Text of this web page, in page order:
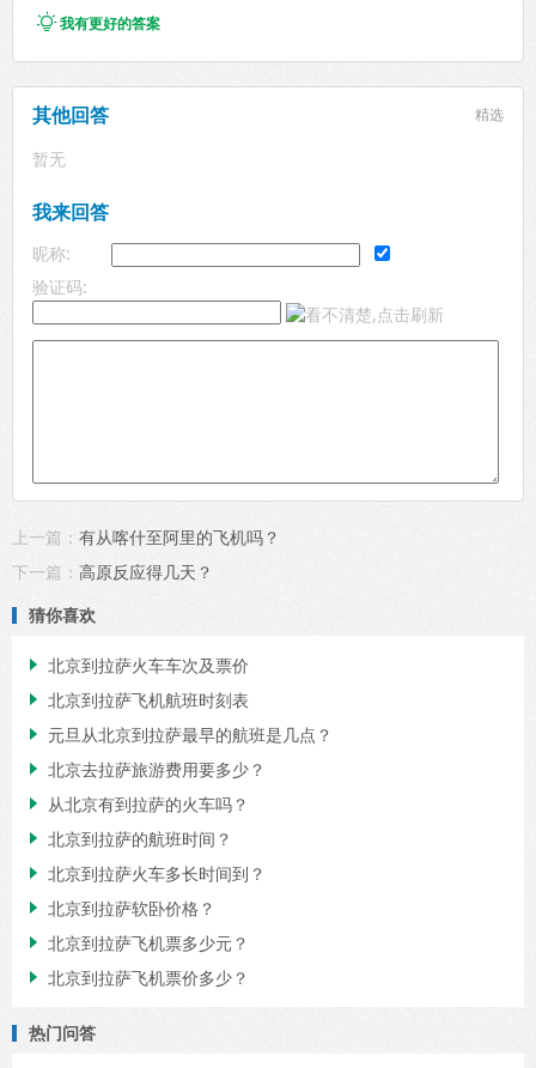
我有更好的答案
其他回答 精选
暂无
我来回答
昵称:
验证码:
上一篇： 有从喀什至阿里的飞机吗？
下一篇： 高原反应得几天？
猜你喜欢
 北京到拉萨火车车次及票价
 北京到拉萨飞机航班时刻表
 元旦从北京到拉萨最早的航班是几点？
 北京去拉萨旅游费用要多少？
 从北京有到拉萨的火车吗？
 北京到拉萨的航班时间？
 北京到拉萨火车多长时间到？
 北京到拉萨软卧价格？
 北京到拉萨飞机票多少元？
 北京到拉萨飞机票价多少？
热门问答